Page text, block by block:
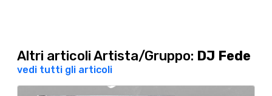
Altri articoli Artista/Gruppo: DJ Fede
vedi tutti gli articoli